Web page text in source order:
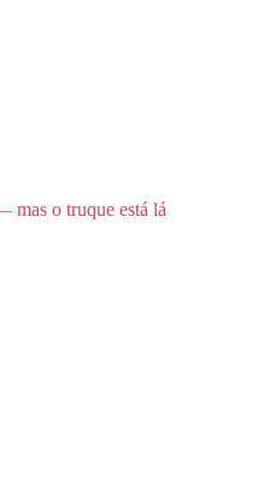
mas o truque está lá